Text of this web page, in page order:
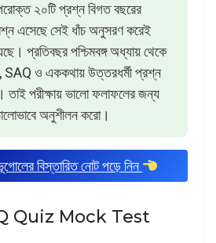
২০টি প্রশ্ন বিগত বছরের
এসেছে সেই ধাঁচ অনুসরণ করেই
প্রতিবছর পশ্চিমবঙ্গ অধ্যায় থেকে
SAQ ও এককথায় উত্তরধর্মী প্রশ্ন
তাই পরীক্ষায় ভালো ফলাফলের জন্য
অনুশীলন করো।
বিস্তারিত নোট পড়ে নিন
Quiz Mock Test